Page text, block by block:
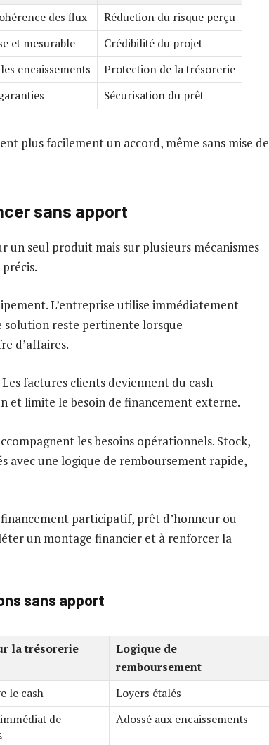
des flux
Réduction du risque perçu
et mesurable
Crédibilité du projet
encaissements
Protection de la trésorerie
Sécurisation du prêt
plus facilement un accord, même sans mise de
sans apport
un seul produit mais sur plusieurs mécanismes
L’entreprise utilise immédiatement
reste pertinente lorsque
d’affaires.
factures clients deviennent du cash
et limite le besoin de financement externe.
les besoins opérationnels. Stock,
avec une logique de remboursement rapide,
participatif, prêt d’honneur ou
un montage financier et à renforcer la
sans apport
la trésorerie
Logique de
remboursement
le cash
Loyers étalés
de
Adossé aux encaissements